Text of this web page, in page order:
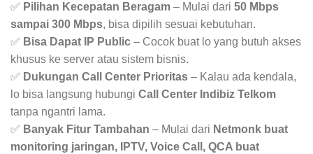
✅ Pilihan Kecepatan Beragam – Mulai dari 50 Mbps
sampai 300 Mbps, bisa dipilih sesuai kebutuhan.
✅ Bisa Dapat IP Public – Cocok buat lo yang butuh akses
khusus ke server atau sistem bisnis.
✅ Dukungan Call Center Prioritas – Kalau ada kendala,
lo bisa langsung hubungi Call Center Indibiz Telkom
tanpa ngantri lama.
✅ Banyak Fitur Tambahan – Mulai dari Netmonk buat
monitoring jaringan, IPTV, Voice Call, QCA buat